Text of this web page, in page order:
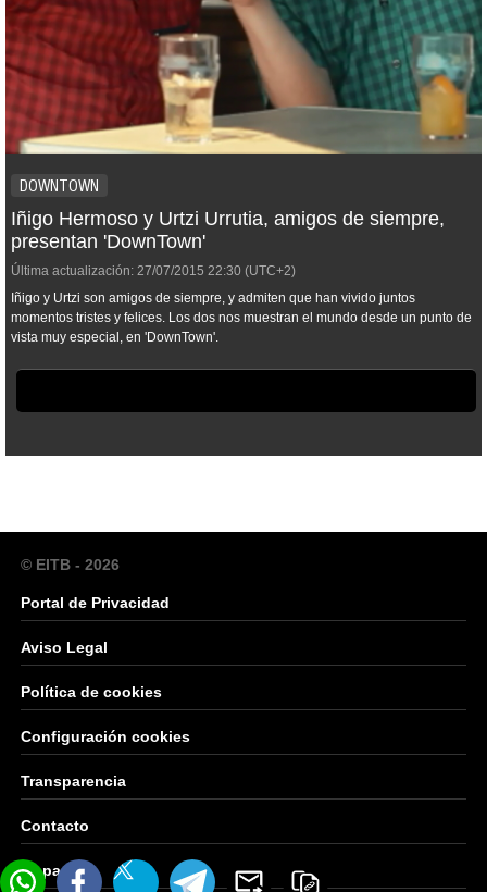
DOWNTOWN
Iñigo Hermoso y Urtzi Urrutia, amigos de siempre,
presentan 'DownTown'
Última actualización: 27/07/2015 22:30 (UTC+2)
Iñigo y Urtzi son amigos de siempre, y admiten que han vivido juntos
momentos tristes y felices. Los dos nos muestran el mundo desde un punto de
vista muy especial, en 'DownTown'.
© EITB - 2026
Portal de Privacidad
Aviso Legal
Política de cookies
Configuración cookies
Transparencia
Contacto
Mapa Web